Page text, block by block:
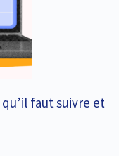
faut suivre et